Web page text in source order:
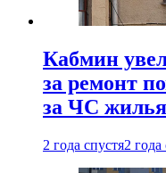
Кабмин
за ремонт
за ЧС жилья
2 года спустя2 года